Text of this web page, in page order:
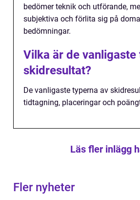
bedömer teknik och utförande,
subjektiva och förlita sig på
bedömningar.
Vilka är de vanligaste
skidresultat?
De vanligaste typerna av
tidtagning, placeringar och
Läs fler inlägg
Fler nyheter